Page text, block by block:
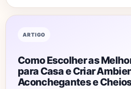
ARTIGO
Como Escolher as
para Casa e Criar
Aconchegantes e